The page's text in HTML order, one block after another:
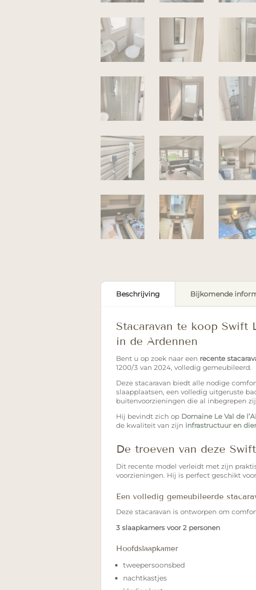
Beschrijving Bijkomende
Stacaravan te koop Swift
in de Ardennen
Bent u op zoek naar een recente
1200/3 van 2024, volledig gemeubileerd.
Deze stacaravan biedt alle nodige
slaapplaatsen, een volledig uitgeruste
buitenvoorzieningen die al inbegrepen
Hij bevindt zich op Domaine Le Val de
de kwaliteit van zijn infrastructuur en
De troeven van deze
Dit recente model verleidt met zijn
voorzieningen. Hij is perfect geschikt
Een volledig gemeubileerde
Deze stacaravan is ontworpen om
3 slaapkamers voor 2 personen
Hoofdslaapkamer
tweepersoonsbed
nachtkastjes